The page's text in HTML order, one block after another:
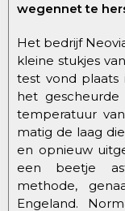
wegennet te
Het bedrijf
kleine stukjes
test vond plaats
het
temperatuur
matig de laag
en opnieuw
een beetje
methode,
Engeland.